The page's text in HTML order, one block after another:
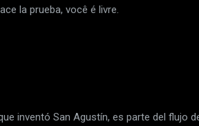
la prueba, você é livre.
inventó San Agustín, es parte del flujo